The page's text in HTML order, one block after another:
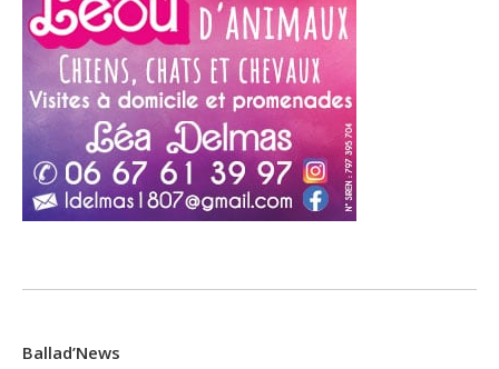
Ballad’News